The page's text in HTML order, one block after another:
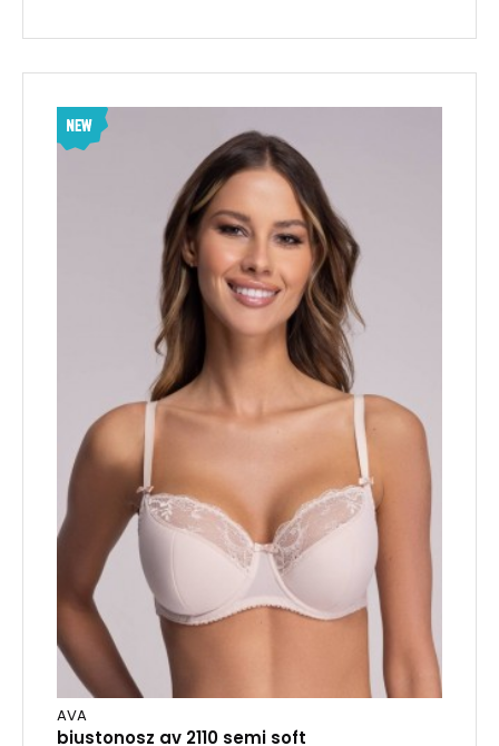
AVA
biustonosz av 2110 semi soft